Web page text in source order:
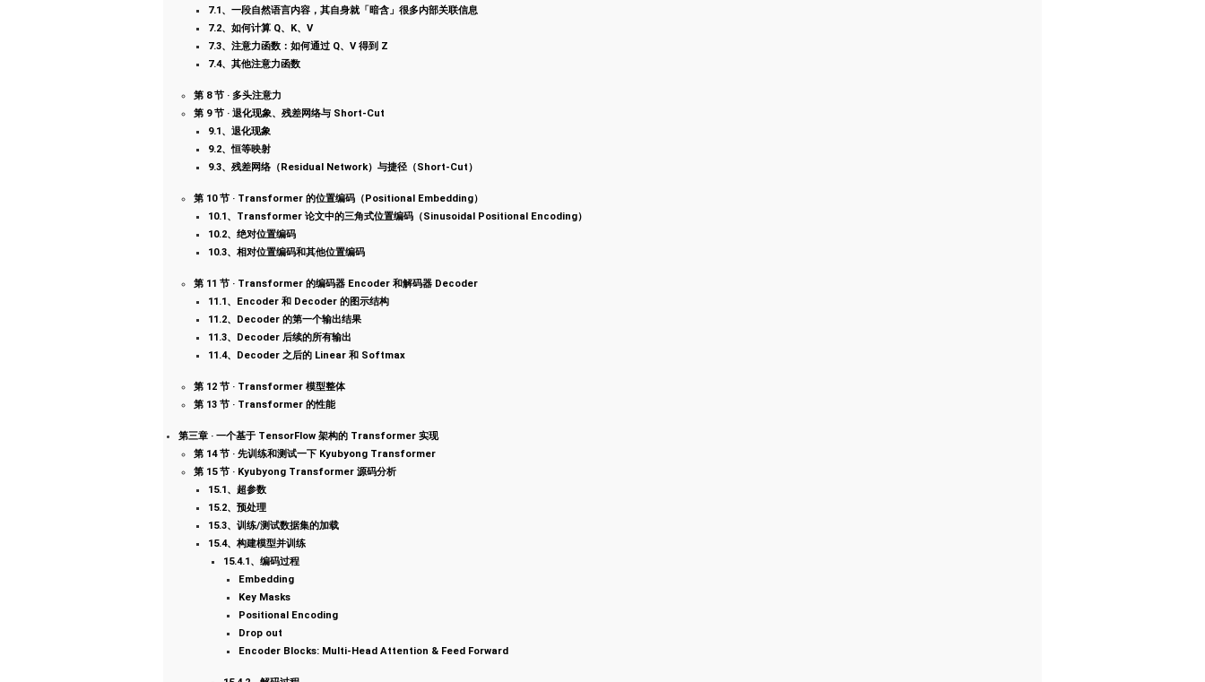
7.1、一段自然语言内容，其自身就「暗含」很多内部关联信息
7.2、如何计算 Q、K、V
7.3、注意力函数：如何通过 Q、V 得到 Z
7.4、其他注意力函数
第 8 节 · 多头注意力
第 9 节 · 退化现象、残差网络与 Short-Cut
9.1、退化现象
9.2、恒等映射
9.3、残差网络（Residual Network）与捷径（Short-Cut）
第 10 节 · Transformer 的位置编码（Positional Embedding）
10.1、Transformer 论文中的三角式位置编码（Sinusoidal Positional Encoding）
10.2、绝对位置编码
10.3、相对位置编码和其他位置编码
第 11 节 · Transformer 的编码器 Encoder 和解码器 Decoder
11.1、Encoder 和 Decoder 的图示结构
11.2、Decoder 的第一个输出结果
11.3、Decoder 后续的所有输出
11.4、Decoder 之后的 Linear 和 Softmax
第 12 节 · Transformer 模型整体
第 13 节 · Transformer 的性能
第三章 · 一个基于 TensorFlow 架构的 Transformer 实现
第 14 节 · 先训练和测试一下 Kyubyong Transformer
第 15 节 · Kyubyong Transformer 源码分析
15.1、超参数
15.2、预处理
15.3、训练/测试数据集的加载
15.4、构建模型并训练
15.4.1、编码过程
Embedding
Key Masks
Positional Encoding
Drop out
Encoder Blocks: Multi-Head Attention & Feed Forward